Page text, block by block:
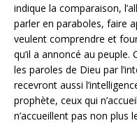
indique la comparaison,
parler en paraboles, faire
veulent comprendre et
qu’il a annoncé au
les paroles de Dieu par
recevront aussi
prophète, ceux qui
n’accueillent pas non plus